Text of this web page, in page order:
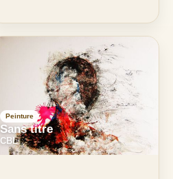
Peinture
Sans titre
CBL